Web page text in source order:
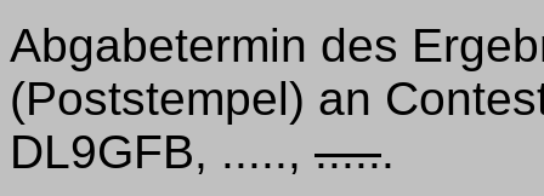
Abgabetermin des
(Poststempel) an
DL9GFB, ....., ......